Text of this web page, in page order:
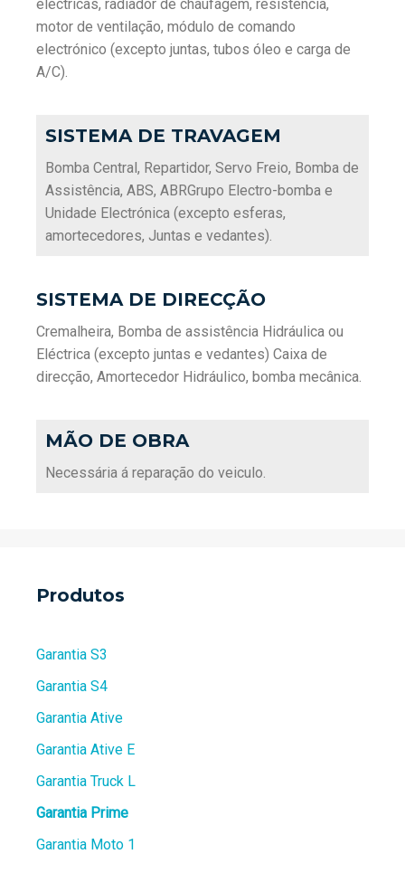
eléctricas, radiador de chaufagem, resistência,
motor de ventilação, módulo de comando
electrónico (excepto juntas, tubos óleo e carga de
A/C).
SISTEMA DE TRAVAGEM
Bomba Central, Repartidor, Servo Freio, Bomba de
Assistência, ABS, ABRGrupo Electro-bomba e
Unidade Electrónica (excepto esferas,
amortecedores, Juntas e vedantes).
SISTEMA DE DIRECÇÃO
Cremalheira, Bomba de assistência Hidráulica ou
Eléctrica (excepto juntas e vedantes) Caixa de
direcção, Amortecedor Hidráulico, bomba mecânica.
MÃO DE OBRA
Necessária á reparação do veiculo.
Produtos
Garantia S3
Garantia S4
Garantia Ative
Garantia Ative E
Garantia Truck L
Garantia Prime
Garantia Moto 1